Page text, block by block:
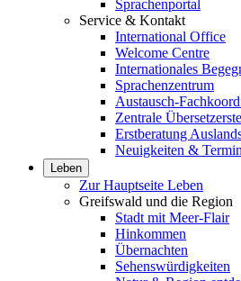
Sprachenportal
Service & Kontakt
International Office
Welcome Centre
Internationales
Sprachenzentrum
Austausch-
Zentrale
Erstberatung
Neuigkeiten &
Leben
Zur Hauptseite Leben
Greifswald und die Region
Stadt mit Meer-Flair
Hinkommen
Übernachten
Sehenswürdigkeiten